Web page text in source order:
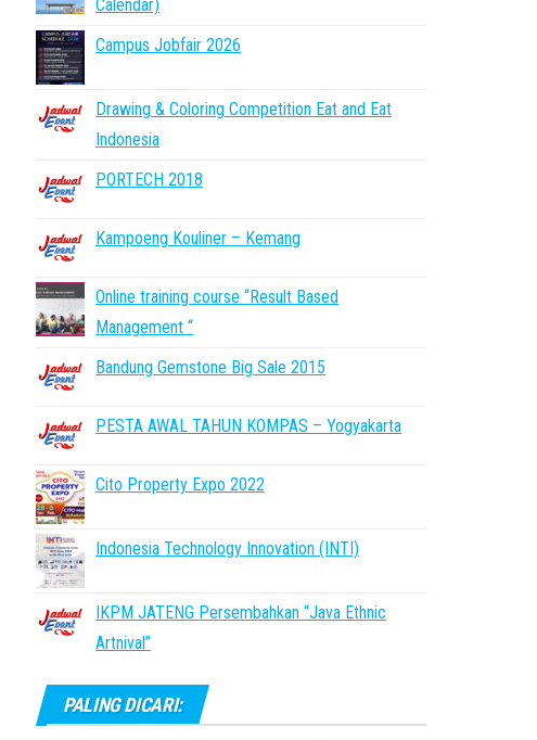
Calendar)
Campus Jobfair 2026
Drawing & Coloring Competition Eat and Eat
Indonesia
PORTECH 2018
Kampoeng Kouliner – Kemang
Online training course “Result Based
Management “
Bandung Gemstone Big Sale 2015
PESTA AWAL TAHUN KOMPAS – Yogyakarta
Cito Property Expo 2022
Indonesia Technology Innovation (INTI)
IKPM JATENG Persembahkan “Java Ethnic
Artnival”
PALING DICARI: